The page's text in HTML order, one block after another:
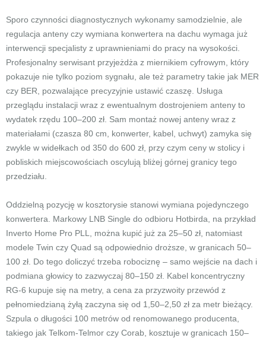
Sporo czynności diagnostycznych wykonamy samodzielnie, ale
regulacja anteny czy wymiana konwertera na dachu wymaga już
interwencji specjalisty z uprawnieniami do pracy na wysokości.
Profesjonalny serwisant przyjeżdża z miernikiem cyfrowym, który
pokazuje nie tylko poziom sygnału, ale też parametry takie jak MER
czy BER, pozwalające precyzyjnie ustawić czaszę. Usługa
przeglądu instalacji wraz z ewentualnym dostrojeniem anteny to
wydatek rzędu 100–200 zł. Sam montaż nowej anteny wraz z
materiałami (czasza 80 cm, konwerter, kabel, uchwyt) zamyka się
zwykle w widełkach od 350 do 600 zł, przy czym ceny w stolicy i
pobliskich miejscowościach oscylują bliżej górnej granicy tego
przedziału.
Oddzielną pozycję w kosztorysie stanowi wymiana pojedynczego
konwertera. Markowy LNB Single do odbioru Hotbirda, na przykład
Inverto Home Pro PLL, można kupić już za 25–50 zł, natomiast
modele Twin czy Quad są odpowiednio droższe, w granicach 50–
100 zł. Do tego doliczyć trzeba robociznę – samo wejście na dach i
podmiana głowicy to zazwyczaj 80–150 zł. Kabel koncentryczny
RG-6 kupuje się na metry, a cena za przyzwoity przewód z
pełnomiedzianą żyłą zaczyna się od 1,50–2,50 zł za metr bieżący.
Szpula o długości 100 metrów od renomowanego producenta,
takiego jak Telkom-Telmor czy Corab, kosztuje w granicach 150–